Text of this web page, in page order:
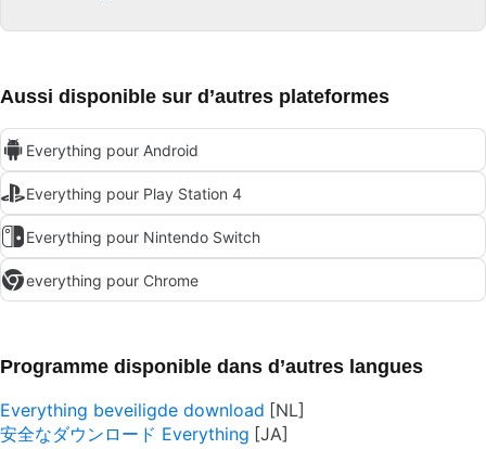
Aussi disponible sur d’autres plateformes
Everything pour Android
Everything pour Play Station 4
Everything pour Nintendo Switch
everything pour Chrome
Programme disponible dans d’autres langues
Everything beveiligde download
安全なダウンロード Everything